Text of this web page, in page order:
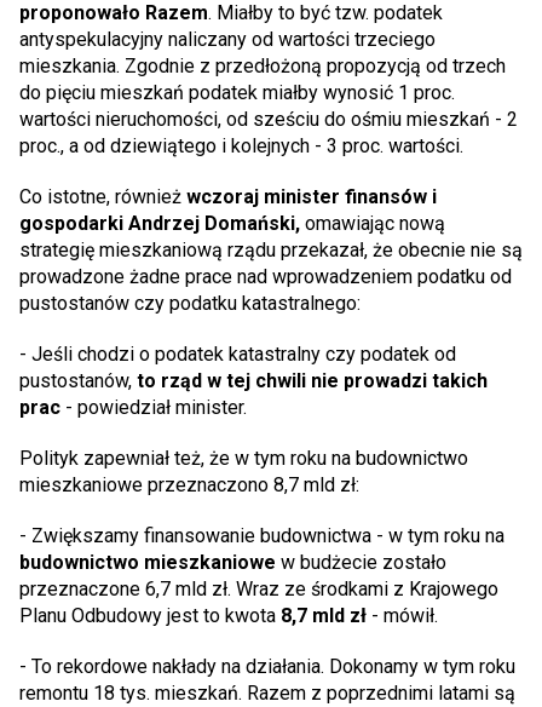
proponowało Razem. Miałby to być tzw. podatek
antyspekulacyjny naliczany od wartości trzeciego
mieszkania. Zgodnie z przedłożoną propozycją od trzech
do pięciu mieszkań podatek miałby wynosić 1 proc.
wartości nieruchomości, od sześciu do ośmiu mieszkań - 2
proc., a od dziewiątego i kolejnych - 3 proc. wartości.
Co istotne, również wczoraj minister finansów i
gospodarki Andrzej Domański, omawiając nową
strategię mieszkaniową rządu przekazał, że obecnie nie są
prowadzone żadne prace nad wprowadzeniem podatku od
pustostanów czy podatku katastralnego:
- Jeśli chodzi o podatek katastralny czy podatek od
pustostanów, to rząd w tej chwili nie prowadzi takich
prac - powiedział minister.
Polityk zapewniał też, że w tym roku na budownictwo
mieszkaniowe przeznaczono 8,7 mld zł:
- Zwiększamy finansowanie budownictwa - w tym roku na
budownictwo mieszkaniowe w budżecie zostało
przeznaczone 6,7 mld zł. Wraz ze środkami z Krajowego
Planu Odbudowy jest to kwota 8,7 mld zł - mówił.
- To rekordowe nakłady na działania. Dokonamy w tym roku
remontu 18 tys. mieszkań. Razem z poprzednimi latami są